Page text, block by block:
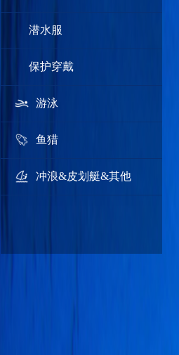
潜水服
保护穿戴
游泳
鱼猎
冲浪&皮划艇&其他